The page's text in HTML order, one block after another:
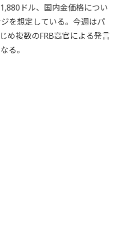
ドル、国内金価格につい
を想定している。今週はパ
め複数のFRB高官による発言
る。